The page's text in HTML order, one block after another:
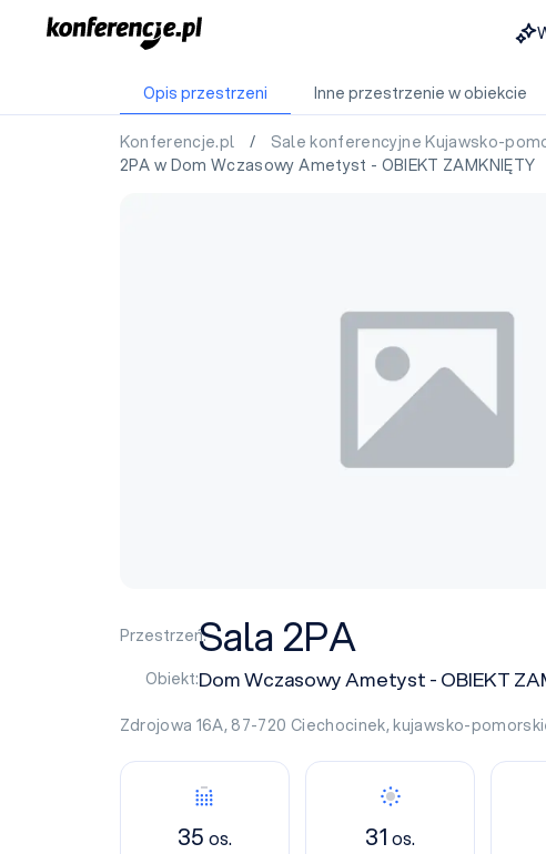
Opis przestrzeni Inne przestrzenie w obiekcie
Konferencje.pl / Sale konferencyjne Kujawsko-
2PA w Dom Wczasowy Ametyst - OBIEKT ZAMKNIĘTY
Przestrzeń:Sala 2PA
Obiekt:Dom Wczasowy Ametyst - OBIEKT
Zdrojowa 16A, 87-720 Ciechocinek,kujawsko-
35 os. 31os.